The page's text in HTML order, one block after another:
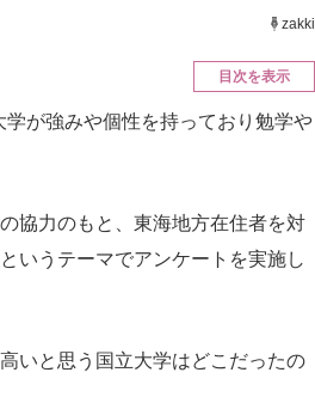
zakki
目次を表示
が強みや個性を持っており勉学や
協力のもと、東海地方在住者を対
いうテーマでアンケートを実施し
いと思う国立大学はどこだったの